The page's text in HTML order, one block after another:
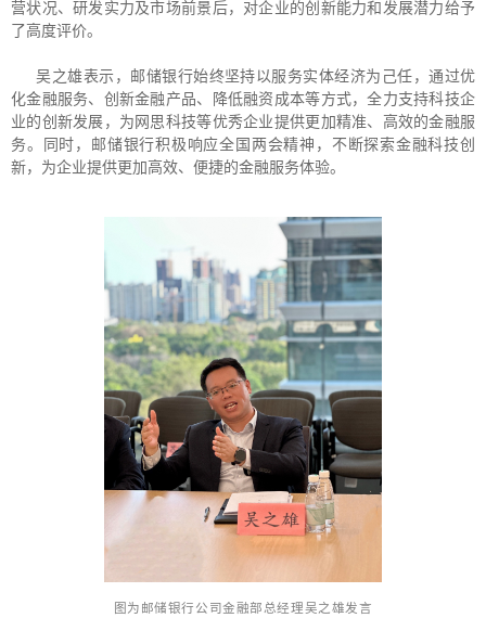
营状况、研发实力及市场前景后，对企业的创新能力和发展潜力给予
了高度评价。
吴之雄表示，邮储银行始终坚持以服务实体经济为己任，通过优
化金融服务、创新金融产品、降低融资成本等方式，全力支持科技企
业的创新发展，为网思科技等优秀企业提供更加精准、高效的金融服
务。同时，邮储银行积极响应全国两会精神，不断探索金融科技创
新，为企业提供更加高效、便捷的金融服务体验。
图为 邮储银行 公司金融部总经理吴之雄发言